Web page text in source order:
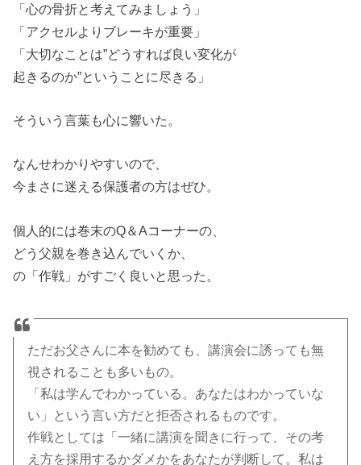
「心の骨折と考えてみましょう」
「アクセルよりブレーキが重要」
「大切なことは”どうすれば良い変化が
起きるのか”ということに尽きる」
そういう言葉も心に響いた。
なんせわかりやすいので、
今まさに迷える保護者の方はぜひ。
個人的には巻末のQ＆Aコーナーの、
どう父親を巻き込んでいくか、
の「作戦」がすごく良いと思った。
ただお父さんに本を勧めても、講演会に誘っても無
視されることも多いもの。
「私は学んでわかっている。あなたはわかっていな
い」という言い方だと拒否されるものです。
作戦としては「一緒に講演を聞きに行って、その考
え方を採用するかダメかをあなたが判断して。私は